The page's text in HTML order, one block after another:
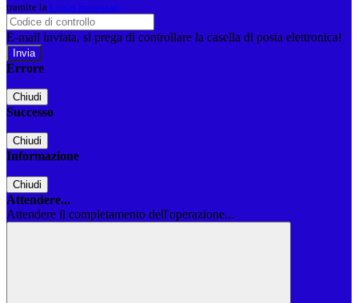
tramite la Login Spaggiari
E-mail inviata, si prega di controllare la casella di posta elettronica!
Errore
Chiudi
Successo
Chiudi
Informazione
Chiudi
Attendere...
Attendere il completamento dell'operazione...